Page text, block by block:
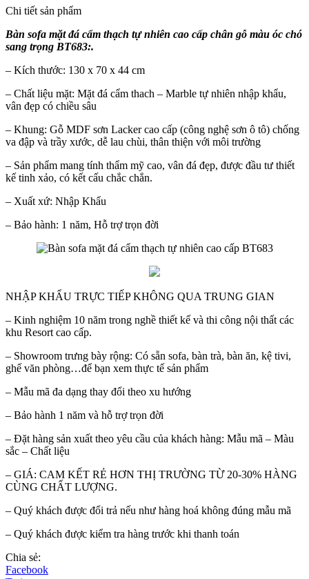
Chi tiết sản phẩm
Bàn sofa mặt đá cẩm thạch tự nhiên cao cấp chân gỗ màu óc chó
sang trọng BT683:.
– Kích thước: 130 x 70 x 44 cm
– Chất liệu mặt: Mặt đá cẩm thach – Marble tự nhiên nhập khẩu,
vân đẹp có chiều sâu
– Khung: Gỗ MDF sơn Lacker cao cấp (công nghệ sơn ô tô) chống
va đập và trầy xước, dễ lau chùi, thân thiện với môi trường​
– Sản phẩm mang tính thẩm mỹ cao, vân đá đẹp, được đầu tư thiết
kế tinh xảo, có kết cấu chắc chắn.
– Xuất xứ: Nhập Khẩu
– Bảo hành: 1 năm, Hỗ trợ trọn đời
NHẬP KHẨU TRỰC TIẾP KHÔNG QUA TRUNG GIAN
– Kinh nghiệm 10 năm trong nghề thiết kế và thi công nội thất các
khu Resort cao cấp.
– Showroom trưng bày rộng: Có sẵn sofa, bàn trà, bàn ăn, kệ tivi,
ghế văn phòng…để bạn xem thực tế sản phẩm
– Mẫu mã đa dạng thay đổi theo xu hướng
– Bảo hành 1 năm và hỗ trợ trọn đời
– Đặt hàng sản xuất theo yêu cầu của khách hàng: Mẫu mã – Màu
sắc – Chất liệu
– GIÁ: CAM KẾT RẺ HƠN THỊ TRƯỜNG TỪ 20-30% HÀNG
CÙNG CHẤT LƯỢNG.
– Quý khách được đổi trả nếu như hàng hoá không đúng mẫu mã
– Quý khách được kiểm tra hàng trước khi thanh toán
Chia sẻ:
Facebook